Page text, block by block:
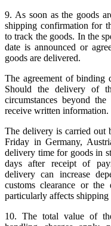
9. As soon as the goods
shipping confirmation for
to track the goods. In the
date is announced or
goods are delivered.
The agreement of binding
Should the delivery of
circumstances beyond
receive written information.
The delivery is carried out
Friday in Germany,
delivery time for goods in
days after receipt of
delivery can increase
customs clearance or
particularly affects shipping
10. The total value of